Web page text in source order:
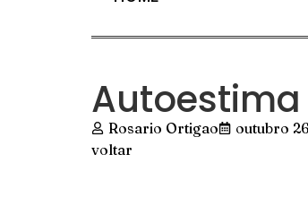
Autoestima
Rosario Ortigao outubro
voltar